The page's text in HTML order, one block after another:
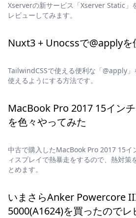
Xserverの新サービス「Xserver Static」
レビューしてみます。
Nuxt3 + Unocssで@applyを
TailwindCSSで使える便利な「@apply
使えるようにする方法です。
MacBook Pro 2017 15イン
を色々やってみた
中古で購入したMacBook Pro 2017 15イ
ィスプレイで熱暴走をするので、熱対策
とめます。
いまさらAnker Powercore
5000(A1624)を買ったのでレ